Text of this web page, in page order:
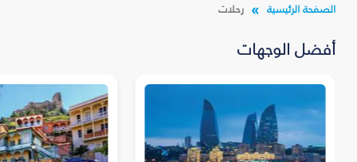
الصفحة الرئيسية رحلات
أفضل الوجهات